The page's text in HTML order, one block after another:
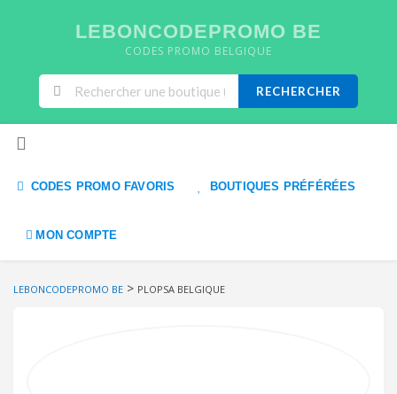
LEBONCODEPROMO BE
CODES PROMO BELGIQUE
RECHERCHER
CODES PROMO FAVORIS BOUTIQUES PRÉFÉRÉES
MON COMPTE
LEBONCODEPROMO BE > PLOPSA BELGIQUE